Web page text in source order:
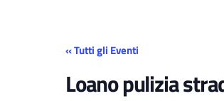
« Tutti gli Eventi
Loano pulizia